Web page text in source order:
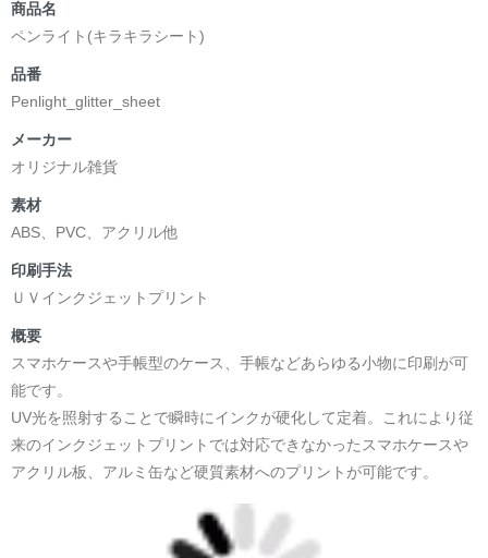
商品名
ペンライト(キラキラシート)
品番
Penlight_glitter_sheet
メーカー
オリジナル雑貨
素材
ABS、PVC、アクリル他
印刷手法
ＵＶインクジェットプリント
概要
スマホケースや手帳型のケース、手帳などあらゆる小物に印刷が可
能です。
UV光を照射することで瞬時にインクが硬化して定着。これにより従
来のインクジェットプリントでは対応できなかったスマホケースや
アクリル板、アルミ缶など硬質素材へのプリントが可能です。